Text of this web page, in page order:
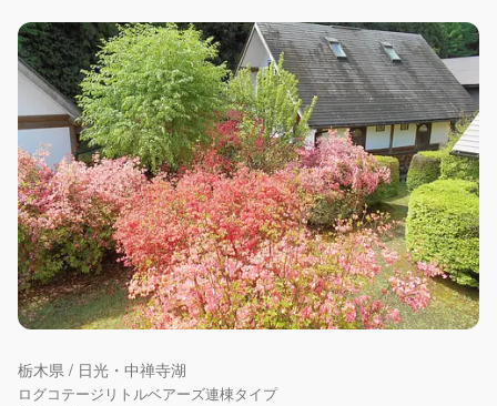
栃木県 / 日光・中禅寺湖
ログコテージリトルベアーズ連棟タイプ